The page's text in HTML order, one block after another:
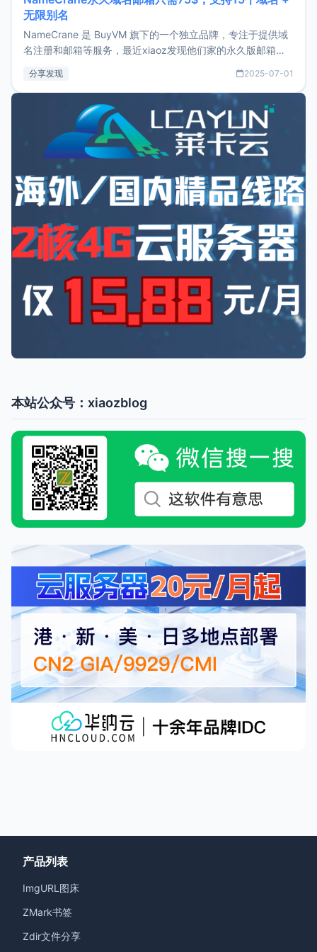
无限别名
NameCrane 是 BuyVM 旗下的一个独立品牌，专注于提供域
名注册和邮箱等服务，最近xiaoz发现他们家的永久版邮箱服
又实惠的域名邮箱，不妨尝试一下 NameCrane。注册
NameCraneNameCrane不支持直接注册，必须要购买
分享发现 2025-07-01
本站公众号：xiaozblog
产品列表
ImgURL图床
ZMark书签
Zdir文件分享